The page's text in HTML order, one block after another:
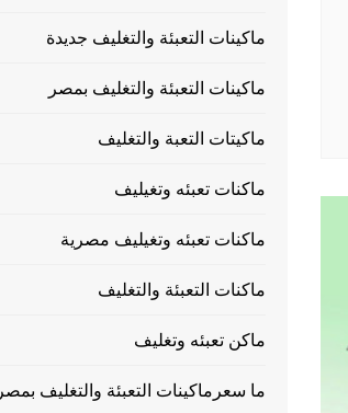
ماكينات التعبئة والتغليف جديدة
ماكينات التعبئة والتغليف بمصر
ماكيتات التعبة والتغليف
ماكنات تعبئه وتغيليف
ماكنات تعبئه وتغيليف مصرية
ماكنات التعبئة والتغليف
ماكن تعبئه وتغليف
ما سعرماكينات التعبئة والتغليف بمصر